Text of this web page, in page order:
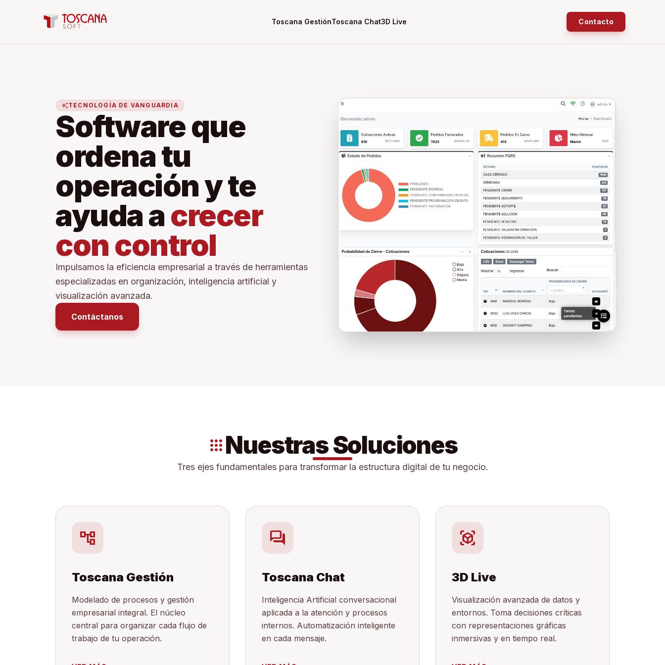
Toscana GestiónToscana Chat3D Live Contacto
auto_awesomeTECNOLOGÍA DE VANGUARDIA
Software que
ordena tu
operación y te
ayuda acrecer
con control
Impulsamos la eficiencia empresarial a través de herramientas
especializadas en organización, inteligencia artificial y
visualización avanzada.
Contáctanos
appsNuestras Soluciones
Tres ejes fundamentales para transformar la estructura digital de tu negocio.
account_tree
Toscana Gestión
Modelado de procesos y gestión
empresarial integral. El núcleo
central para organizar cada flujo de
trabajo de tu operación.
forum
Toscana Chat
Inteligencia Artificial conversacional
aplicada a la atención y procesos
internos. Automatización inteligente
en cada mensaje.
view_in_ar
3D Live
Visualización avanzada de datos y
entornos. Toma decisiones críticas
con representaciones gráficas
inmersivas y en tiempo real.